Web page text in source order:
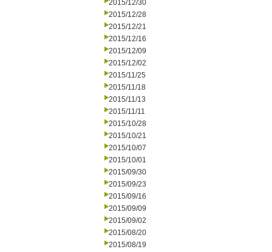
2015/12/30
2015/12/28
2015/12/21
2015/12/16
2015/12/09
2015/12/02
2015/11/25
2015/11/18
2015/11/13
2015/11/11
2015/10/28
2015/10/21
2015/10/07
2015/10/01
2015/09/30
2015/09/23
2015/09/16
2015/09/09
2015/09/02
2015/08/20
2015/08/19